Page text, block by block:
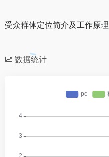
受众群体定位简介及工作原理
数据统计